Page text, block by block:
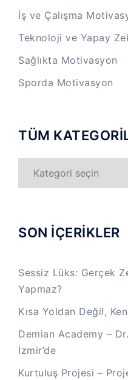
İş ve Çalışma
Teknoloji ve Yapay
Sağlıkta Motivasyon
Sporda Motivasyon
TÜM
KATEGORİLER
SON İÇERİKLER
Sessiz Lüks: Gerçek
Yapmaz?
Kısa Yoldan Değil,
Demian Academy –
İzmir’de
Kurtuluş Projesi –